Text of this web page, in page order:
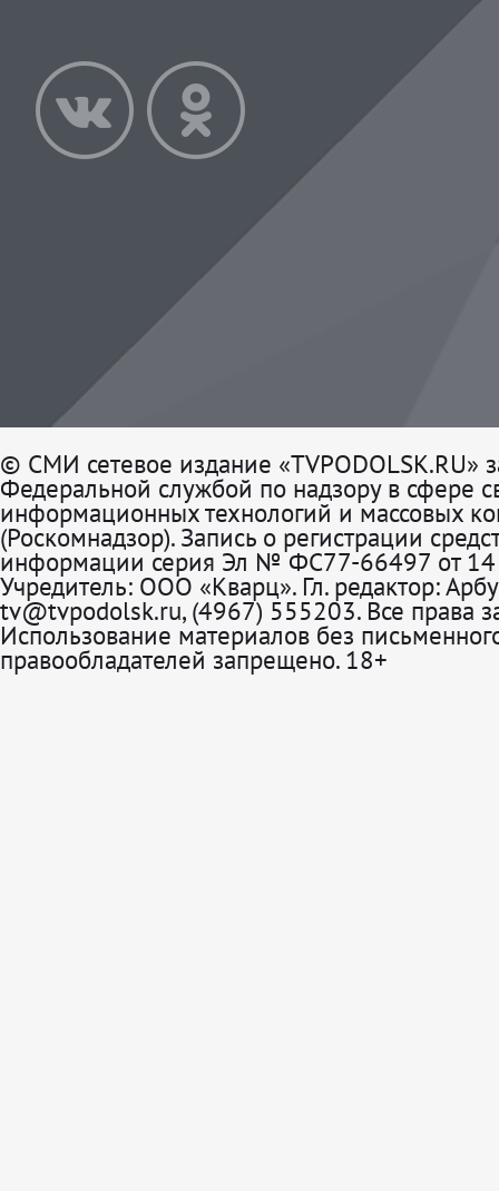
© СМИ сетевое издание «TVPODOLSK.RU»
Федеральной службой по надзору в сфере
информационных технологий и массовых
(Роскомнадзор). Запись о регистрации
информации серия Эл № ФС77-66497 от 14
Учредитель: ООО «Кварц». Гл. редактор:
tv@tvpodolsk.ru, (4967) 555203. Все права
Использование материалов без
правообладателей запрещено. 18+